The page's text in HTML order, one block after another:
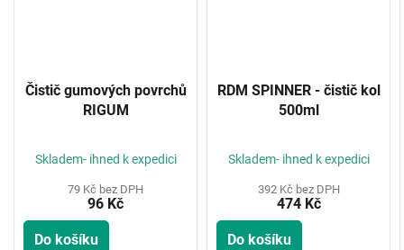
Čistič gumových povrchů
RIGUM
Skladem- ihned k expedici
79 Kč bez DPH
96 Kč
Do košíku
RDM SPINNER - čistič kol
500ml
Skladem- ihned k expedici
392 Kč bez DPH
474 Kč
Do košíku